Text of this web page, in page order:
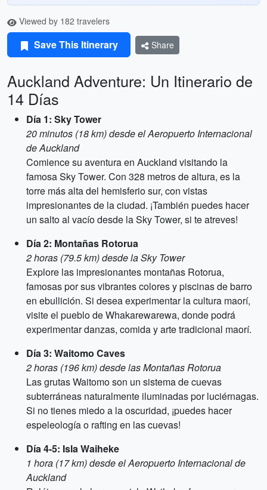
Viewed by 182 travelers
Save This Itinerary Share
Auckland Adventure: Un Itinerario de
14 Días
Día 1: Sky Tower
20 minutos (18 km) desde el Aeropuerto Internacional
de Auckland
Comience su aventura en Auckland visitando la
famosa Sky Tower. Con 328 metros de altura, es la
torre más alta del hemisferio sur, con vistas
impresionantes de la ciudad. ¡También puedes hacer
un salto al vacío desde la Sky Tower, si te atreves!
Día 2: Montañas Rotorua
2 horas (79.5 km) desde la Sky Tower
Explore las impresionantes montañas Rotorua,
famosas por sus vibrantes colores y piscinas de barro
en ebullición. Si desea experimentar la cultura maorí,
visite el pueblo de Whakarewarewa, donde podrá
experimentar danzas, comida y arte tradicional maorí.
Día 3: Waitomo Caves
2 horas (196 km) desde las Montañas Rotorua
Las grutas Waitomo son un sistema de cuevas
subterráneas naturalmente iluminadas por luciérnagas.
Si no tienes miedo a la oscuridad, ¡puedes hacer
espeleología o rafting en las cuevas!
Día 4-5: Isla Waiheke
1 hora (17 km) desde el Aeropuerto Internacional de
Auckland